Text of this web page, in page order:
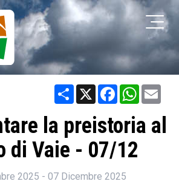
Share X Facebook
la preistoria al
di Vaie - 07/12
2025 - 07 Dicembre 2025